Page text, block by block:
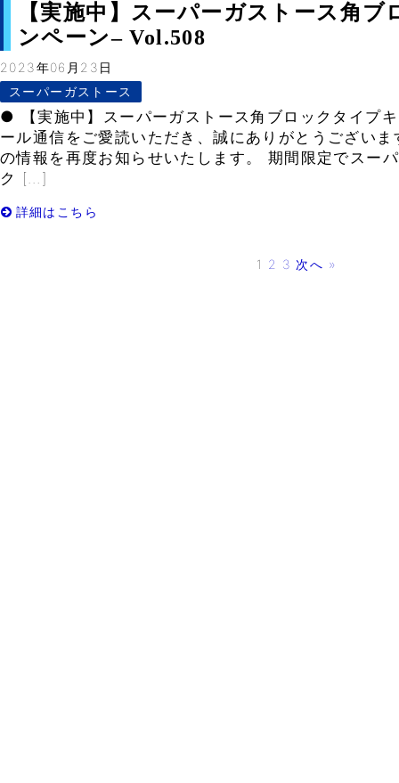
【実施中】スーパーガストース角
ンペーン– Vol.508
2023年06月23日
スーパーガストース
● 【実施中】スーパーガストース角ブロックタイプ
ール通信をご愛読いただき、誠にありがとうござい
の情報を再度お知らせいたします。 期間限定でスー
ク […]
詳細はこちら
1 2 3 次へ »